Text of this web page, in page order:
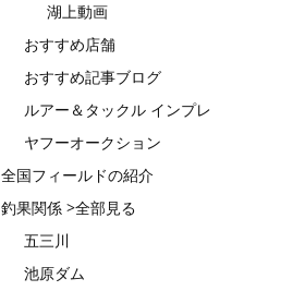
湖上動画
おすすめ店舗
おすすめ記事ブログ
ルアー＆タックル インプレ
ヤフーオークション
全国フィールドの紹介
釣果関係 >全部見る
五三川
池原ダム